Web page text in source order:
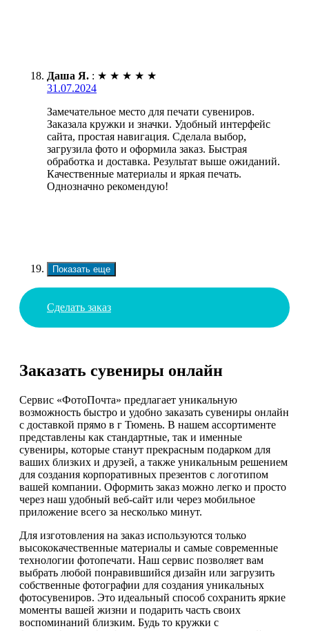
Даша Я. : ★ ★ ★ ★ ★
31.07.2024
Замечательное место для печати сувениров.
Заказала кружки и значки. Удобный интерфейс
сайта, простая навигация. Сделала выбор,
загрузила фото и оформила заказ. Быстрая
обработка и доставка. Результат выше ожиданий.
Качественные материалы и яркая печать.
Однозначно рекомендую!
Показать еще
Сделать заказ
Заказать сувениры онлайн
Сервис «ФотоПочта» предлагает уникальную
возможность быстро и удобно заказать сувениры онлайн
с доставкой прямо в г Тюмень. В нашем ассортименте
представлены как стандартные, так и именные
сувениры, которые станут прекрасным подарком для
ваших близких и друзей, а также уникальным решением
для создания корпоративных презентов с логотипом
вашей компании. Оформить заказ можно легко и просто
через наш удобный веб-сайт или через мобильное
приложение всего за несколько минут.
Для изготовления на заказ используются только
высококачественные материалы и самые современные
технологии фотопечати. Наш сервис позволяет вам
выбрать любой понравившийся дизайн или загрузить
собственные фотографии для создания уникальных
фотосувениров. Это идеальный способ сохранить яркие
моменты вашей жизни и подарить часть своих
воспоминаний близким. Будь то кружки с